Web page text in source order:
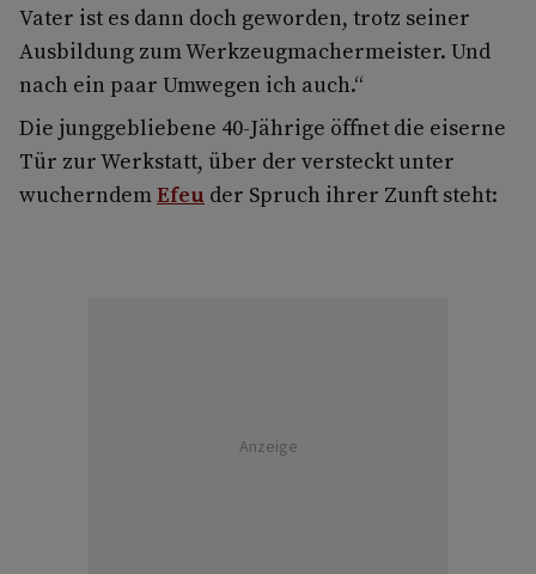
Vater ist es dann doch geworden, trotz seiner
Ausbildung zum Werkzeugmachermeister. Und
nach ein paar Umwegen ich auch.“
Die junggebliebene 40-Jährige öffnet die eiserne
Tür zur Werkstatt, über der versteckt unter
wucherndemEfeu der Spruch ihrer Zunft steht:
Anzeige